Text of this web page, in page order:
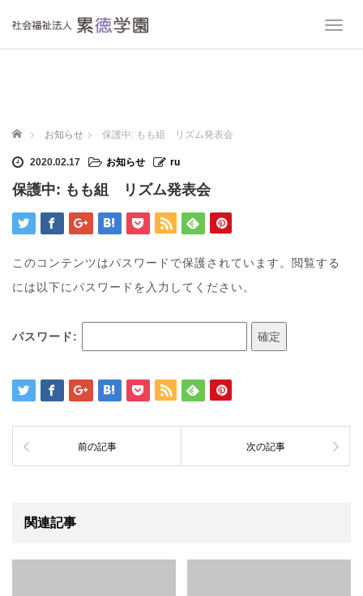
T
n
ホーム お知らせ 保護中: もも組 リズム発表会
2020.02.17 お知らせ ru
保護中: もも組 リズム発表会
このコンテンツはパスワードで保護されています。閲覧する
には以下にパスワードを入力してください。
パスワード:
前の記事 次の記事
関連記事